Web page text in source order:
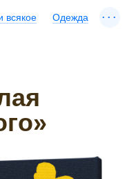
всякое Одежда ...